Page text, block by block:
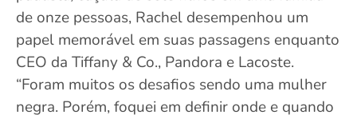
de onze pessoas, Rachel desempenhou um
papel memorável em suas passagens enquanto
CEO da Tiffany & Co., Pandora e Lacoste.
“Foram muitos os desafios sendo uma mulher
negra. Porém, foquei em definir onde e quando